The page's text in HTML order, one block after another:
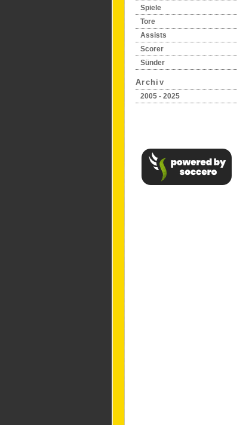
Spiele
Tore
Assists
Scorer
Sünder
Archiv
2005 - 2025